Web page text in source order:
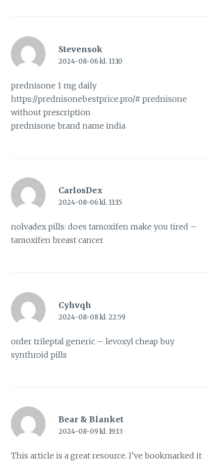
Stevensok
2024-08-06 kl. 11:10
prednisone 1 mg daily
https://prednisonebestprice.pro/# prednisone
without prescription
prednisone brand name india
CarlosDex
2024-08-06 kl. 11:15
nolvadex pills:does tamoxifen make you tired –
tamoxifen breast cancer
Cyhvqh
2024-08-08 kl. 22:59
order trileptal generic –levoxyl cheap buy
synthroid pills
Bear & Blanket
2024-08-09 kl. 19:13
This article is a great resource. I’ve bookmarked it